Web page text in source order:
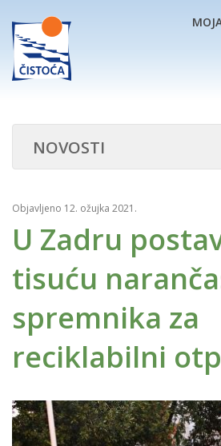
NOVOSTI
Objavljeno 12. ožujka 2021.
U Zadru
tisuću
spremnika za
reciklabilni